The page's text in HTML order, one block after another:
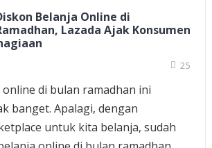
Belanja Online di
Lazada Ajak Konsumen
25
di bulan ramadhan ini
banget. Apalagi, dengan
untuk kita belanja, sudah